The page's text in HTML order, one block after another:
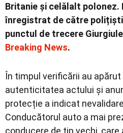
Britanie și celălalt
înregistrat de către
punctul de trecere
Breaking News.
În timpul verificării au
autenticitatea actului și
protecție a indicat
Conducătorul auto a mai
conducere de tip vechi,